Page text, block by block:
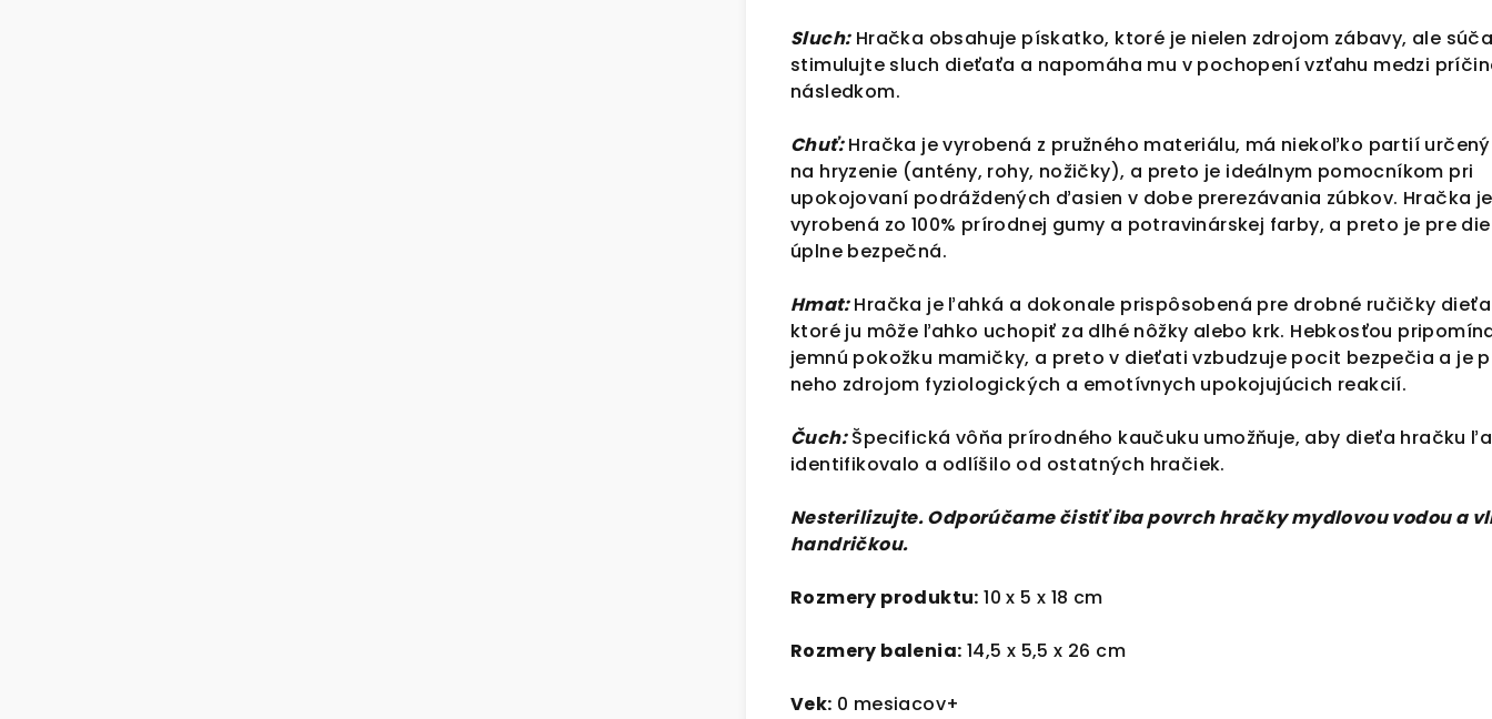
Sluch:Hračka obsahuje pískatko, ktoré je nielen zdrojom zábavy, ale
stimulujte sluch dieťaťa a napomáha mu v pochopení vzťahu medzi
následkom.
Chuť:Hračka je vyrobená z pružného materiálu, má niekoľko partií
na hryzenie (antény, rohy, nožičky), a preto je ideálnym pomocníkom pri
upokojovaní podráždených ďasien v dobe prerezávania zúbkov. Hračka je
vyrobená zo 100% prírodnej gumy a potravinárskej farby, a preto je pre
úplne bezpečná.
Hmat:Hračka je ľahká a dokonale prispôsobená pre drobné ručičky
ktoré ju môže ľahko uchopiť za dlhé nôžky alebo krk. Hebkosťou
jemnú pokožku mamičky, a preto v dieťati vzbudzuje pocit bezpečia a je
neho zdrojom fyziologických a emotívnych upokojujúcich reakcií.
Čuch:Špecifická vôňa prírodného kaučuku umožňuje, aby dieťa hračku
identifikovalo a odlíšilo od ostatných hračiek.
Nesterilizujte. Odporúčame čistiť iba povrch hračky mydlovou vodou a
handričkou.
Rozmery produktu: 10 x 5 x 18 cm
Rozmery balenia: 14,5 x 5,5 x 26 cm
Vek: 0 mesiacov+